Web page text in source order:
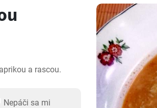
a rascou.
Nepáči sa mi